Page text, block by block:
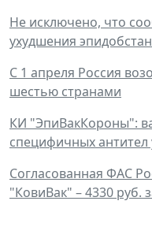
Не исключено, что
ухудшения
С 1 апреля Россия
шестью странами
КИ "ЭпиВакКороны":
специфичных антител
Согласованная ФАС
"КовиВак" – 4330 руб.